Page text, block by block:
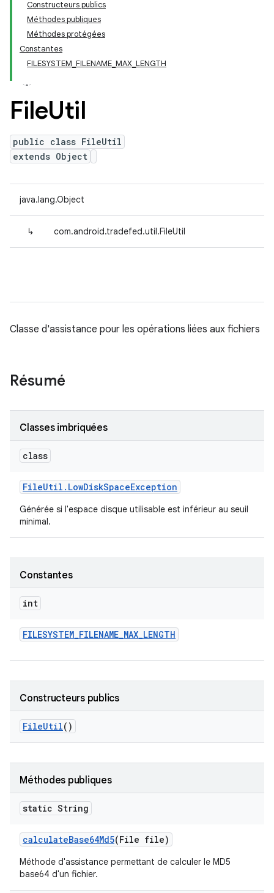
Constructeurs publics
Méthodes publiques
Méthodes protégées
Constantes
FILESYSTEM_FILENAME_MAX_LENGTH
FileUtil
public class FileUtil
extends Object
java.lang.Object
↳ com.android.tradefed.util.FileUtil
Classe d'assistance pour les opérations liées aux fichiers
Résumé
Classes imbriquées
class
FileUtil . LowDiskSpaceException
Générée si l'espace disque utilisable est inférieur au seuil
minimal.
Constantes
int
FILESYSTEM_FILENAME_MAX_LENGTH
Constructeurs publics
FileUtil()
Méthodes publiques
static String
calculateBase64Md5(File file)
Méthode d'assistance permettant de calculer le MD5
base64 d'un fichier.